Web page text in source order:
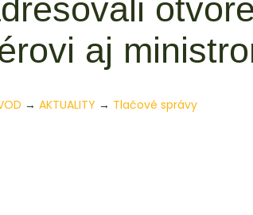
aj
→ AKTUALITY → Tlačové správy